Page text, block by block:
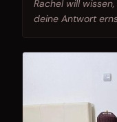
Rachel will
deine Antwort